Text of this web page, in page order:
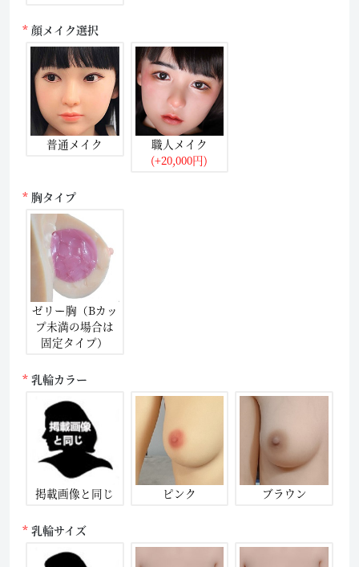
顔メイク選択
普通メイク
職人メイク
(+20,000円)
胸タイプ
ゼリー胸（Bカッ
プ未満の場合は
固定タイプ）
乳輪カラー
掲載画像と同じ ピンク ブラウン
乳輪サイズ